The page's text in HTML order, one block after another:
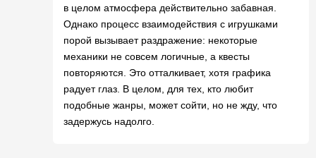
в целом атмосфера действительно забавная.
Однако процесс взаимодействия с игрушками
порой вызывает раздражение: некоторые
механики не совсем логичные, а квесты
повторяются. Это отталкивает, хотя графика
радует глаз. В целом, для тех, кто любит
подобные жанры, может сойти, но не жду, что
задержусь надолго.